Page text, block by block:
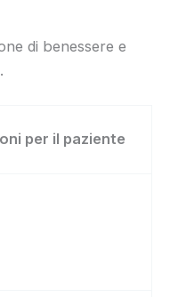
di benessere e
per il paziente